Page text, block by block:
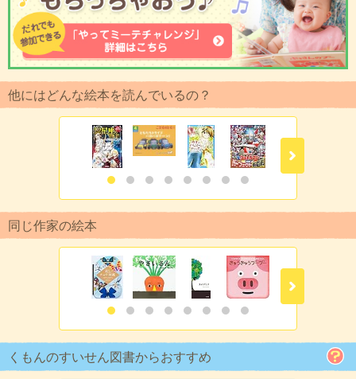
他にはどんな絵本を読んでいるの？
同じ作家の絵本
くもんのすいせん図書からおすすめ